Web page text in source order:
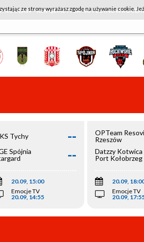
- KSK QEMETICA NOTEĆ
Tychy --
Spójnia
--
20.09, 15:00
Emocje TV
20.09, 14:55
OPTeam
Rzeszów
Datzzy Kotwica
Port Kołobrzeg
20.09,
Emocje TV
20.09,
ze strony wyrażasz zgodę na używanie cookie.